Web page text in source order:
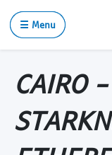
☰ Menu
CAIRO